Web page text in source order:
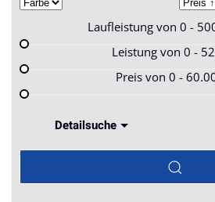
Laufleistung von 0 -
Leistung von 0 -
Preis von 0 -
Detailsuche